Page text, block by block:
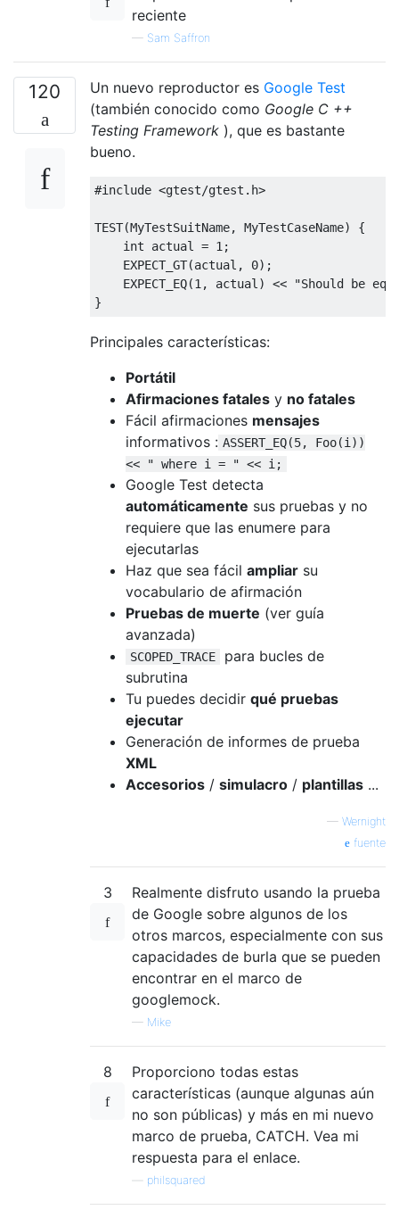
reciente
— Sam Saffron
120 Un nuevo reproductor es Google Test
(también conocido como Google C ++
Testing Framework ), que es bastante
bueno.
#include <gtest/gtest.h>
TEST(MyTestSuitName, MyTestCaseName)
{
int actual = 1 ;
    EXPECT_GT
(actual , 0);
    EXPECT_EQ
(1 , actual ) <<
"Should be
}
Principales características:
Portátil
Afirmaciones fatales y no fatales
Fácil afirmaciones mensajes
informativos : ASSERT_EQ(5, Foo(i))
<< " where i = " << i;
Google Test detecta
automáticamente sus pruebas y no
requiere que las enumere para
ejecutarlas
Haz que sea fácil ampliar su
vocabulario de afirmación
Pruebas de muerte (ver guía
avanzada)
SCOPED_TRACE
para bucles de
subrutina
Tu puedes decidir qué pruebas
ejecutar
Generación de informes de prueba
XML
Accesorios / simulacro / plantillas ...
— Wernight
fuente
3
Realmente disfruto usando la prueba
de Google sobre algunos de los
otros marcos, especialmente con sus
capacidades de burla que se pueden
encontrar en el marco de
googlemock.
— Mike
8
Proporciono todas estas
características (aunque algunas aún
no son públicas) y más en mi nuevo
marco de prueba, CATCH. Vea mi
respuesta para el enlace.
philsquared